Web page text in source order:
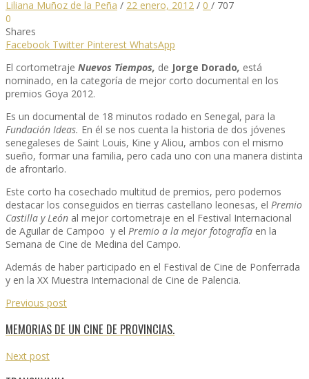
Liliana Muñoz de la Peña / 22 enero, 2012 / 0 / 707
0
Shares
Facebook Twitter Pinterest WhatsApp
El cortometraje Nuevos Tiempos, de Jorge Dorado, está
nominado, en la categoría de mejor corto documental en los
premios Goya 2012.
Es un documental de 18 minutos rodado en Senegal, para la
Fundación Ideas. En él se nos cuenta la historia de dos jóvenes
senegaleses de Saint Louis, Kine y Aliou, ambos con el mismo
sueño, formar una familia, pero cada uno con una manera distinta
de afrontarlo.
Este corto ha cosechado multitud de premios, pero podemos
destacar los conseguidos en tierras castellano leonesas, el Premio
Castilla y León al mejor cortometraje en el Festival Internacional
de Aguilar de Campoo y el Premio a la mejor fotografía en la
Semana de Cine de Medina del Campo.
Además de haber participado en el Festival de Cine de Ponferrada
y en la XX Muestra Internacional de Cine de Palencia.
Previous post
MEMORIAS DE UN CINE DE PROVINCIAS.
Next post